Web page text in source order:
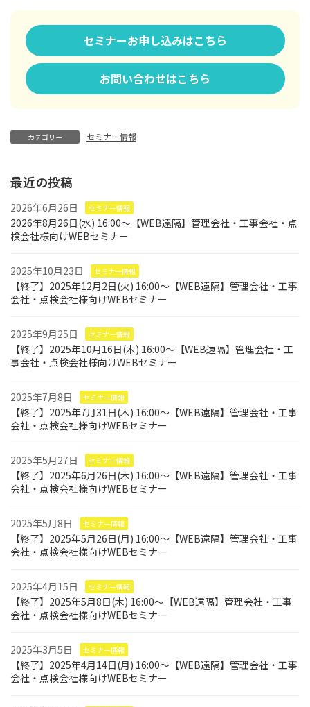
セミナーお申し込みはこちら
お問い合わせはこちら
カテゴリー セミナー情報
最近の投稿
2026年6月26日 セミナー情報
2026年8月26日(水) 16:00～【WEB遠隔】管理会社・工事会社・点
検会社様向けWEBセミナー
2025年10月23日 セミナー情報
【終了】2025年12月2日(火) 16:00～【WEB遠隔】管理会社・工事
会社・点検会社様向けWEBセミナー
2025年9月25日 セミナー情報
【終了】2025年10月16日(木) 16:00～【WEB遠隔】管理会社・工
事会社・点検会社様向けWEBセミナー
2025年7月8日 セミナー情報
【終了】2025年7月31日(木) 16:00～【WEB遠隔】管理会社・工事
会社・点検会社様向けWEBセミナー
2025年5月27日 セミナー情報
【終了】2025年6月26日(木) 16:00～【WEB遠隔】管理会社・工事
会社・点検会社様向けWEBセミナー
2025年5月8日 セミナー情報
【終了】2025年5月26日(月) 16:00～【WEB遠隔】管理会社・工事
会社・点検会社様向けWEBセミナー
2025年4月15日 セミナー情報
【終了】2025年5月8日(木) 16:00～【WEB遠隔】管理会社・工事
会社・点検会社様向けWEBセミナー
2025年3月5日 セミナー情報
【終了】2025年4月14日(月) 16:00～【WEB遠隔】管理会社・工事
会社・点検会社様向けWEBセミナー